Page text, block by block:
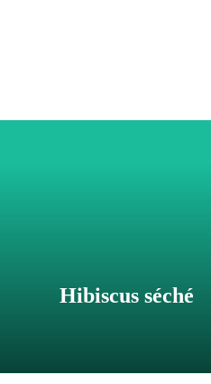
Hibiscus séché